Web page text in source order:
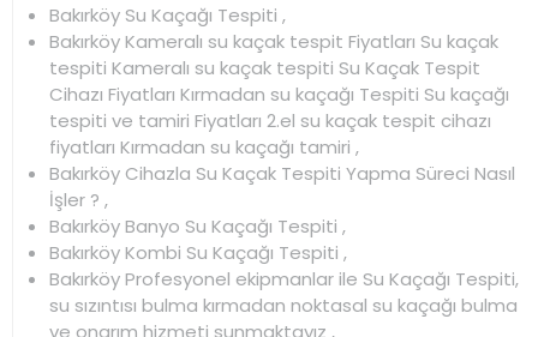
Bakırköy Su Kaçağı Tespiti ,
Bakırköy Kameralı su kaçak tespit Fiyatları Su kaçak
tespiti Kameralı su kaçak tespiti Su Kaçak Tespit
Cihazı Fiyatları Kırmadan su kaçağı Tespiti Su kaçağı
tespiti ve tamiri Fiyatları 2.el su kaçak tespit cihazı
fiyatları Kırmadan su kaçağı tamiri ,
Bakırköy Cihazla Su Kaçak Tespiti Yapma Süreci Nasıl
İşler ? ,
Bakırköy Banyo Su Kaçağı Tespiti ,
Bakırköy Kombi Su Kaçağı Tespiti ,
Bakırköy Profesyonel ekipmanlar ile Su Kaçağı Tespiti,
su sızıntısı bulma kırmadan noktasal su kaçağı bulma
ve onarım hizmeti sunmaktayız ,